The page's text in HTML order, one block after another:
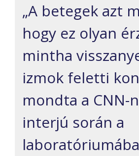
„A betegek azt
hogy ez olyan
mintha
izmok feletti
mondta a CNN-
interjú során a